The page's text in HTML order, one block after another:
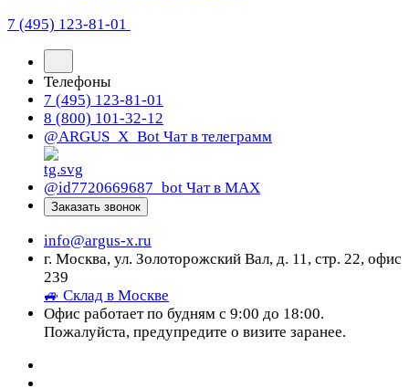
7 (495) 123-81-01
Телефоны
7 (495) 123-81-01
8 (800) 101-32-12
@ARGUS_X_Bot Чат в телеграмм
@id7720669687_bot Чат в МАХ
Заказать звонок
info@argus-x.ru
г. Москва, ул. Золоторожский Вал, д. 11, стр. 22, офис
239
🚙 Склад в Москве
Офис работает по будням с 9:00 до 18:00.
Пожалуйста, предупредите о визите заранее.